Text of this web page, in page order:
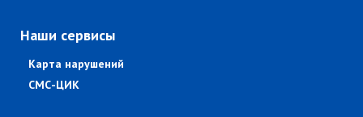
Наши сервисы
Карта нарушений
СМС-ЦИК